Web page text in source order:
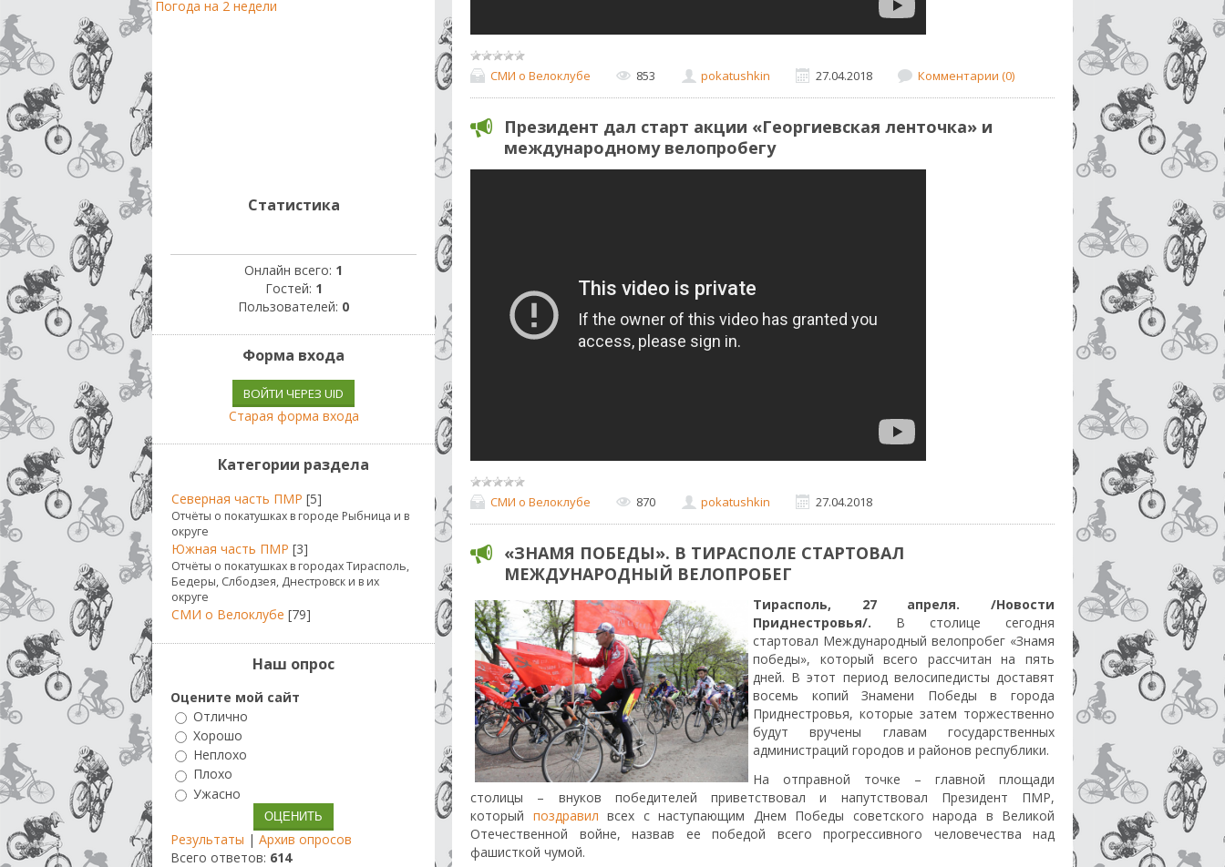
СМИ о Велоклубе 853 pokatushkin 27.04.2018 Комментарии (0)
Президент дал старт акции «Георгиевская ленточка» и
международному велопробегу
СМИ о Велоклубе 870 pokatushkin 27.04.2018
«ЗНАМЯ ПОБЕДЫ». В ТИРАСПОЛЕ СТАРТОВАЛ
МЕЖДУНАРОДНЫЙ ВЕЛОПРОБЕГ
Тирасполь, 27 апреля. /Новости
Приднестровья/. В столице сегодня
стартовал Международный велопробег «Знамя
победы», который всего рассчитан на пять
дней. В этот период велосипедисты доставят
восемь копий Знамени Победы в города
Приднестровья, которые затем торжественно
будут вручены главам государственных
администраций городов и районов республики.
На отправной точке – главной площади
столицы – внуков победителей приветствовал и напутствовал Президент ПМР,
который поздравил всех с наступающим Днем Победы советского народа в Великой
Отечественной войне, назвав ее победой всего прогрессивного человечества над
фашисткой чумой.
Погода на 2 недели
Статистика
Онлайн всего: 1
Гостей: 1
Пользователей: 0
Форма входа
ВОЙТИ ЧЕРЕЗ UID
Старая форма входа
Категории раздела
Северная часть ПМР [5]
Отчёты о покатушках в городе Рыбница и в
округе
Южная часть ПМР [3]
Отчёты о покатушках в городах Тирасполь,
Бедеры, Слбодзея, Днестровск и в их
округе
СМИ о Велоклубе [79]
Наш опрос
Оцените мой сайт
Отлично
Хорошо
Неплохо
Плохо
Ужасно
Результаты | Архив опросов
Всего ответов: 614